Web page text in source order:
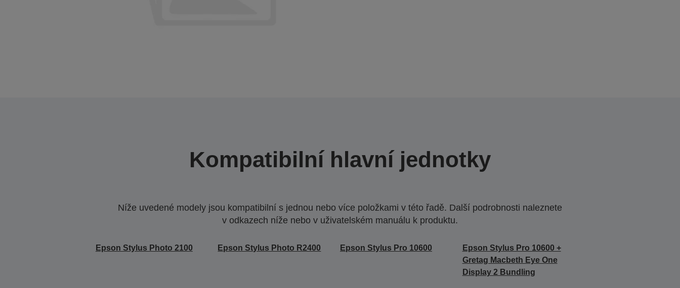
Kompatibilní hlavní jednotky
Níže uvedené modely jsou kompatibilní s jednou nebo více položkami v této řadě. Další podrobnosti naleznete
v odkazech níže nebo v uživatelském manuálu k produktu.
Epson Stylus Photo 2100 Epson Stylus Photo R2400 Epson Stylus Pro 10600
Epson Stylus Pro 10600 +
Gretag Macbeth Eye One
Display 2 Bundling